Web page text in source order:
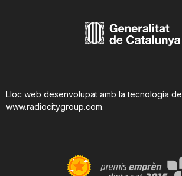
Lloc web desenvolupat amb la tecnologia de
www.radiocitygroup.com.